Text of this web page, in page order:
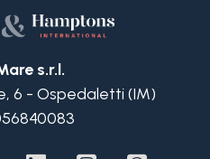
закрытой парковой
сервисом и состоит из
гостиной со встроенной
80 м2 и частного
s.r.l.
6 - Ospedaletti (IM)